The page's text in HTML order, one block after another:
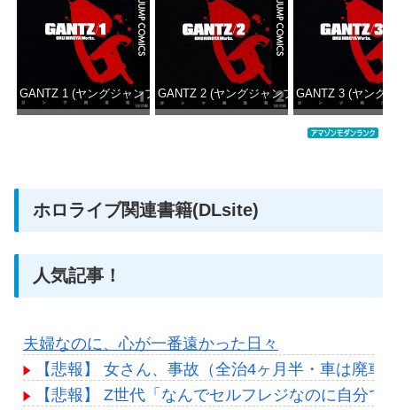
GANTZ 1 (ヤングジャンプコミックスDIGITAL)
GANTZ 2 (ヤングジャンプコミックス
GANTZ 3 (ヤング
ホロライブ関連書籍(DLsite)
人気記事！
夫婦なのに、心が一番遠かった日々
【悲報】 女さん、事故（全治4ヶ月半・車は廃
【悲報】 Z世代「なんでセルフレジなのに自分で